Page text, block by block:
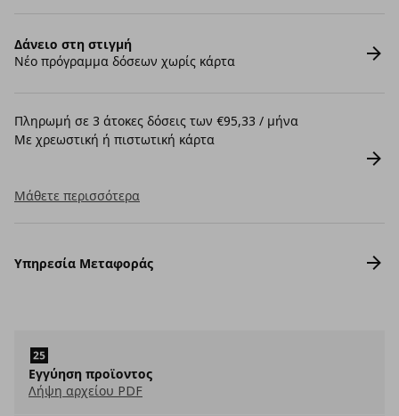
Δάνειο στη στιγμή
Νέο πρόγραμμα δόσεων χωρίς κάρτα
Πληρωμή σε 3 άτοκες δόσεις των €95,33 / μήνα
Με χρεωστική ή πιστωτική κάρτα
Μάθετε περισσότερα
Υπηρεσία Μεταφοράς
Εγγύηση προϊοντος
Λήψη αρχείου PDF